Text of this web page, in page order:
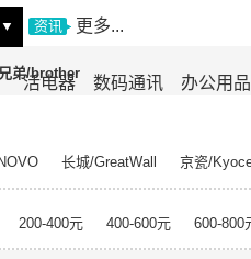
机 存储设备
活电器 数码通讯 办公用品
▼ 资讯 更多...
兄弟/brother
长城/GreatWall
京瓷/
富士通/Fujitsu OKI
华三/H3C
得力/deli 齐心/Comix
科密/
/​Biaotop 欣彩/Anycolor
爱普生/
200-400元 400-600元 600-800